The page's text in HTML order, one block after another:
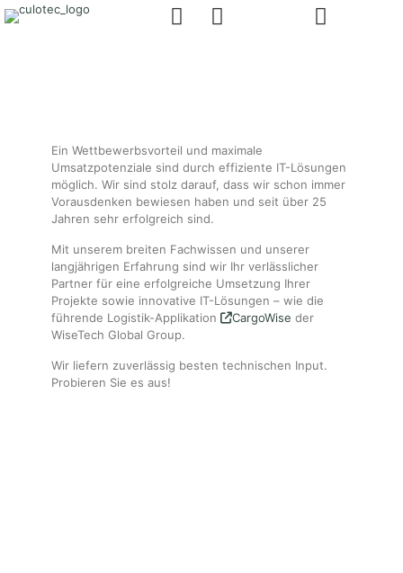
Ein Wettbewerbsvorteil und maximale
Umsatzpotenziale sind durch effiziente IT-Lösungen
möglich. Wir sind stolz darauf, dass wir schon immer
Vorausdenken bewiesen haben und seit über 25
Jahren sehr erfolgreich sind.
Mit unserem breiten Fachwissen und unserer
langjährigen Erfahrung sind wir Ihr verlässlicher
Partner für eine erfolgreiche Umsetzung Ihrer
Projekte sowie innovative IT-Lösungen – wie die
führende Logistik-Applikation
CargoWise der
WiseTech Global Group.
Wir liefern zuverlässig besten technischen Input.
Probieren Sie es aus!